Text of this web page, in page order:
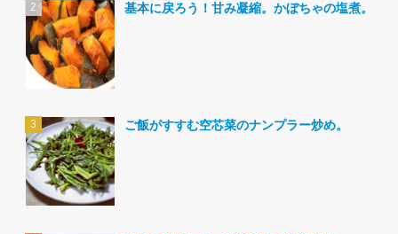
基本に戻ろう！甘み凝縮。かぼちゃの塩煮。
ご飯がすすむ空芯菜のナンプラー炒め。